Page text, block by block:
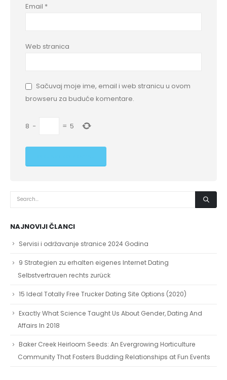
Email *
Web stranica
Sačuvaj moje ime, email i web stranicu u ovom
browseru za buduće komentare.
8 − = 5
NAJNOVIJI ČLANCI
Servisi i održavanje stranice 2024 Godina
9 Strategien zu erhalten eigenes Internet Dating
Selbstvertrauen rechts zurück
15 Ideal Totally Free Trucker Dating Site Options (2020)
Exactly What Science Taught Us About Gender, Dating And
Affairs In 2018
Baker Creek Heirloom Seeds: An Evergrowing Horticulture
Community That Fosters Budding Relationships at Fun Events